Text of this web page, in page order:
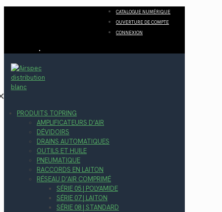
CATALOGUE NUMÉRIQUE
OUVERTURE DE COMPTE
CONNEXION
PRODUITS TOPRING
AMPLIFICATEURS D’AIR
DÉVIDOIRS
DRAINS AUTOMATIQUES
OUTILS ET HUILE
PNEUMATIQUE
RACCORDS EN LAITON
RÉSEAU D’AIR COMPRIMÉ
SÉRIE 05 | POLYAMIDE
SÉRIE 07 | LAITON
SÉRIE 08 | STANDARD